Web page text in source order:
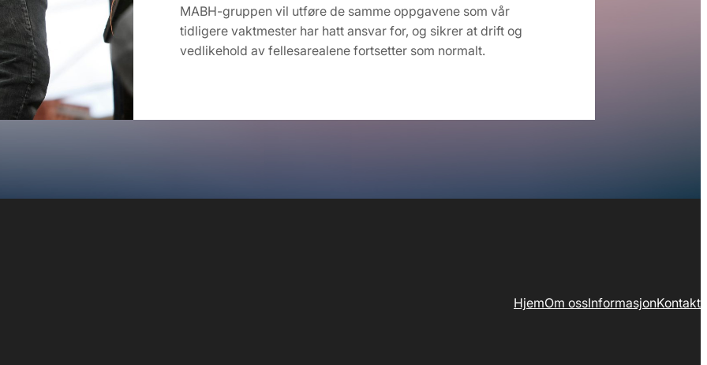
MABH-gruppen vil utføre de samme oppgavene som vår
tidligere vaktmester har hatt ansvar for, og sikrer at drift og
vedlikehold av fellesarealene fortsetter som normalt.
HjemOm ossInformasjonKontakt